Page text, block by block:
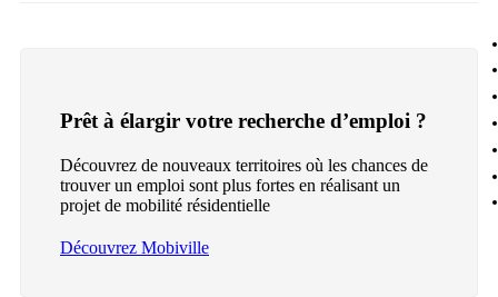
Prêt à élargir votre recherche d’emploi ?
Découvrez de nouveaux territoires où les chances de
trouver un emploi sont plus fortes en réalisant un
projet de mobilité résidentielle
Découvrez Mobiville